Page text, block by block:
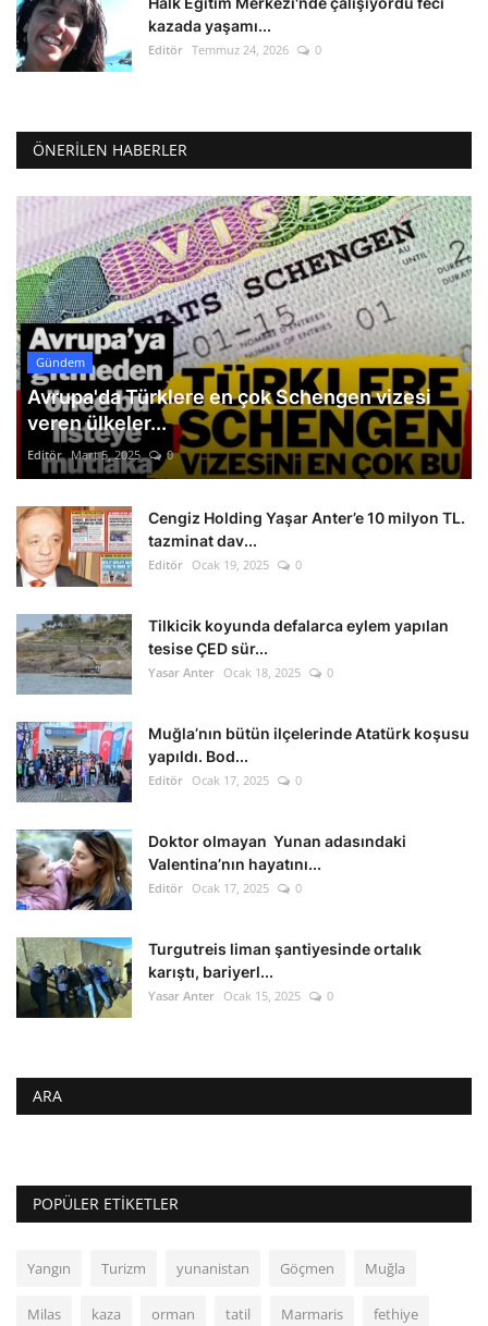
kazada yaşamı...
Editör Temmuz 24, 2026 0
ÖNERILEN HABERLER
Gündem
Avrupa'da Türklere en çok Schengen vizesi
veren ülkeler...
Editör Mart 5, 2025 0
Cengiz Holding Yaşar Anter’e 10 milyon TL.
tazminat dav...
Editör Ocak 19, 2025 0
Tilkicik koyunda defalarca eylem yapılan
tesise ÇED sür...
Yasar Anter Ocak 18, 2025 0
Muğla’nın bütün ilçelerinde Atatürk koşusu
yapıldı. Bod...
Editör Ocak 17, 2025 0
Doktor olmayan Yunan adasındaki
Valentina’nın hayatını...
Editör Ocak 17, 2025 0
Turgutreis liman şantiyesinde ortalık
karıştı, bariyerl...
Yasar Anter Ocak 15, 2025 0
ARA
POPÜLER ETIKETLER
Yangın Turizm yunanistan Göçmen Muğla
Milas kaza orman tatil Marmaris fethiye